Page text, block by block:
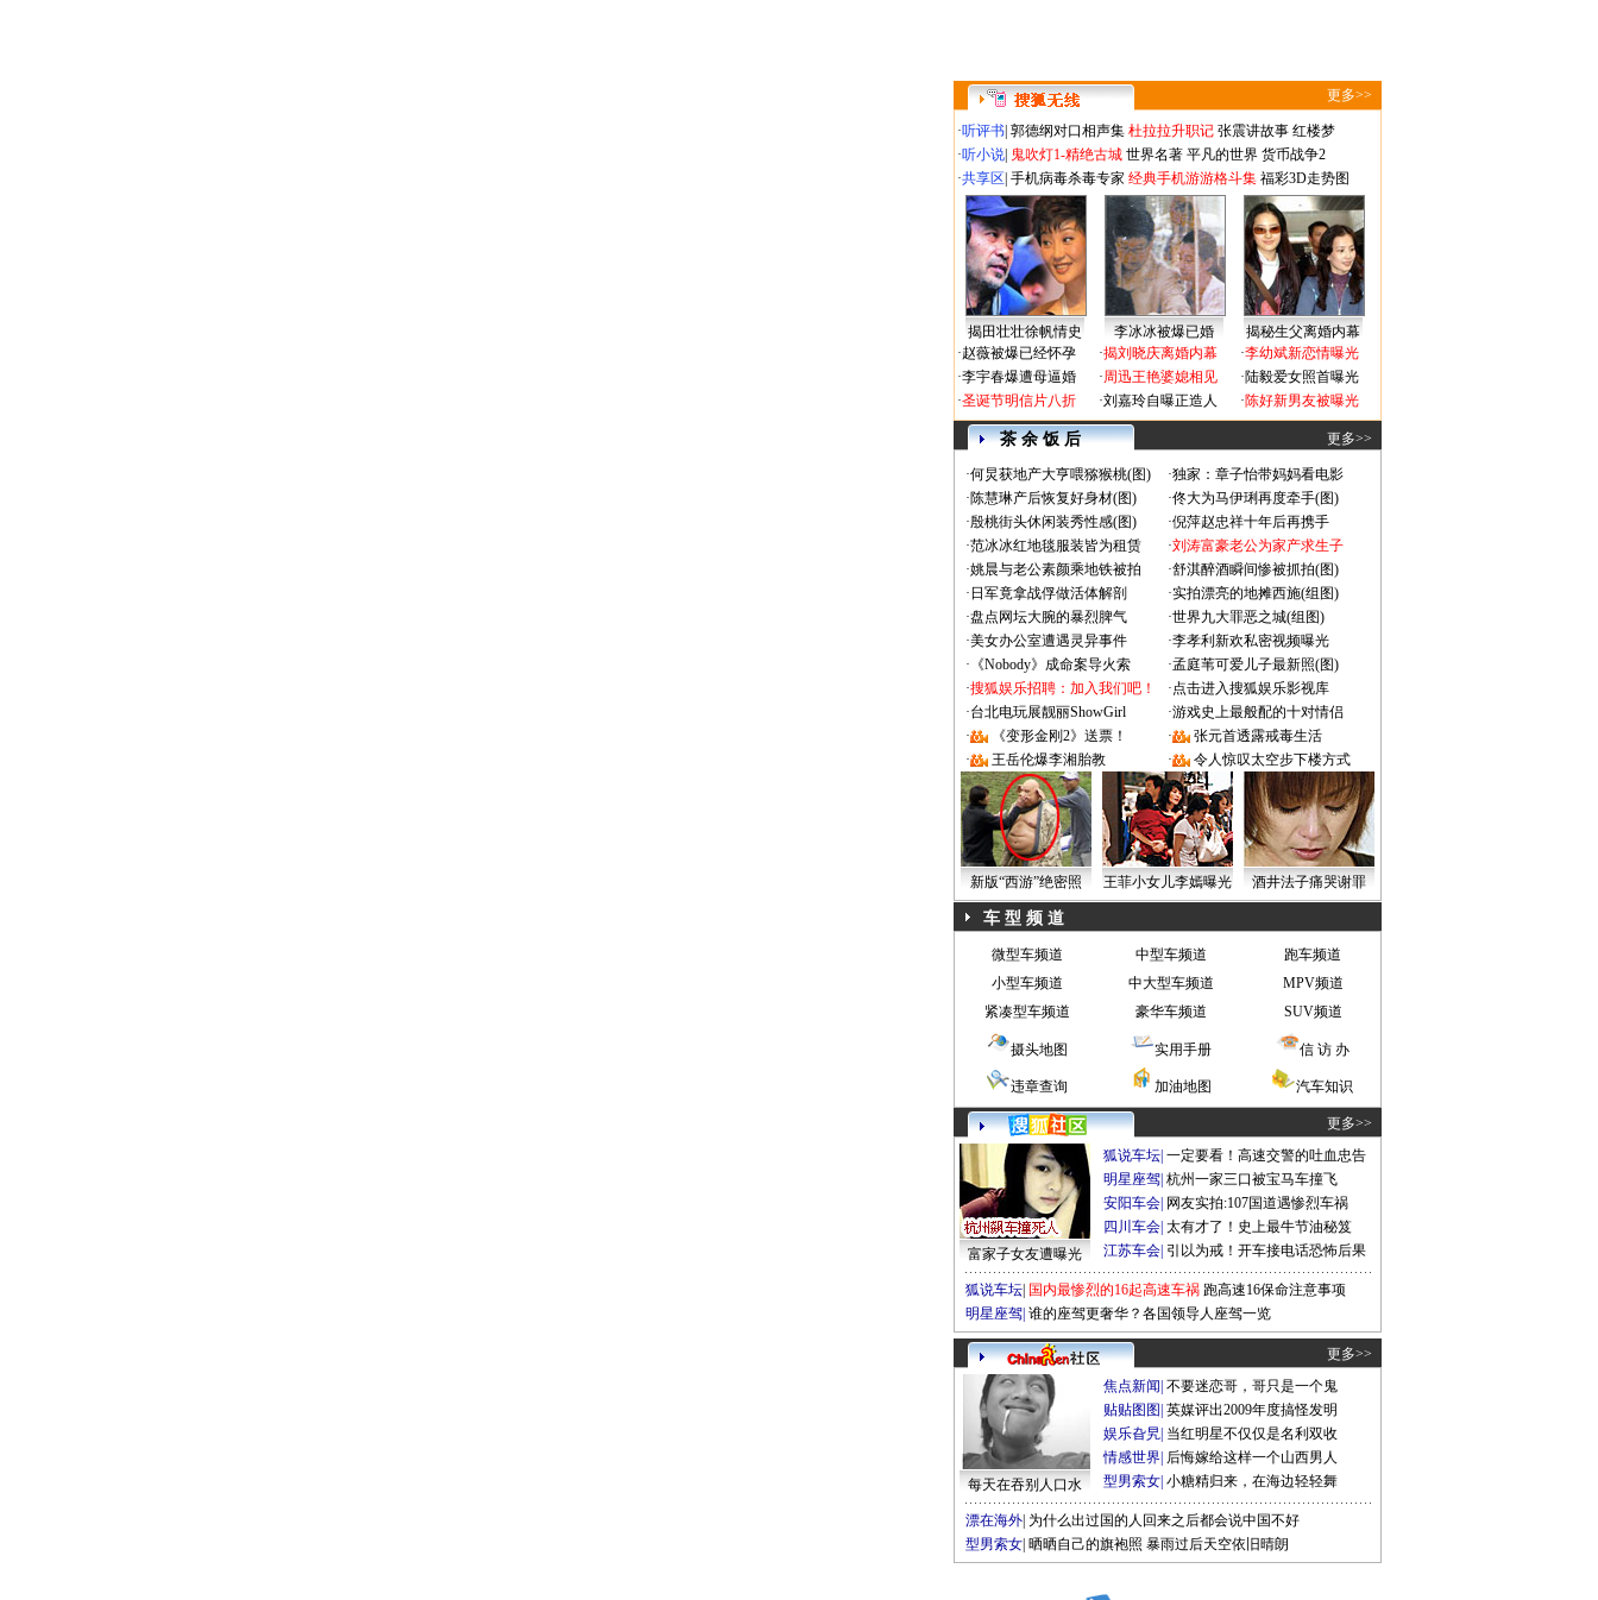
更多>>
·听评书 郭德纲对口相声集 杜拉拉升职记 张震讲故事 红楼梦
·听小说 鬼吹灯1-精绝古城 世界名著 平凡的世界 货币战争2
·共享区 手机病毒杀毒专家 经典手机游游格斗集 福彩3D走势图
揭田壮壮徐帆情史 李冰冰被爆已婚
揭秘生父离婚内幕
·赵薇被爆已经怀孕
·李宇春爆遭母逼婚
·圣诞节明信片八折
·揭刘晓庆离婚内幕
·周迅王艳婆媳相见
·刘嘉玲自曝正造人
·李幼斌新恋情曝光
·陆毅爱女照首曝光
·陈好新男友被曝光
茶 余 饭 后 更多>>
·何炅获地产大亨喂猕猴桃(图) ·独家：章子怡带妈妈看电影
·陈慧琳产后恢复好身材(图) ·佟大为马伊琍再度牵手(图)
·殷桃街头休闲装秀性感(图) ·倪萍赵忠祥十年后再携手
·范冰冰红地毯服装皆为租赁 ·刘涛富豪老公为家产求生子
·姚晨与老公素颜乘地铁被拍 ·舒淇醉酒瞬间惨被抓拍(图)
· 日军竟拿战俘做活体解剖 ·实拍漂亮的地摊西施(组图)
·盘点网坛大腕的暴烈脾气 ·世界九大罪恶之城(组图)
·美女办公室遭遇灵异事件 ·李孝利新欢私密视频曝光
· 《Nobody》成命案导火索 ·孟庭苇可爱儿子最新照(图)
·搜狐娱乐招聘：加入我们吧！ ·点击进入搜狐娱乐影视库
·台北电玩展靓丽ShowGirl ·游戏史上最般配的十对情侣
·
《变形金刚2》送票！ ·
张元首透露戒毒生活
·
王岳伦爆李湘胎教 · 令人惊叹太空步下楼方式
新版“西游”绝密照 王菲小女儿李嫣曝光 酒井法子痛哭谢罪
车 型 频 道
微型车频道 中型车频道
跑车频道
小型车频道
中大型车频道
MPV频道
紧凑型车频道
豪华车频道 SUV频道
摄头地图 实用手册 信 访 办
违章查询 加油地图 汽车知识
更多>>
富家子女友遭曝光
狐说车坛 一定要看！高速交警的吐血忠告
明星座驾 杭州一家三口被宝马车撞飞
安阳车会 网友实拍:107国道遇惨烈车祸
四川车会 太有才了！史上最牛节油秘笈
江苏车会 引以为戒！开车接电话恐怖后果
狐说车坛 国内最惨烈的16起高速车祸 跑高速16保命注意事项
明星座驾 谁的座驾更奢华？各国领导人座驾一览
更多>>
每天在吞别人口水
焦点新闻 不要迷恋哥，哥只是一个鬼
贴贴图图 英媒评出2009年度搞怪发明
娱乐旮旯 当红明星不仅仅是名利双收
情感世界 后悔嫁给这样一个山西男人
型男索女 小糖精归来，在海边轻轻舞
漂在海外 为什么出过国的人回来之后都会说中国不好
型男索女 晒晒自己的旗袍照 暴雨过后天空依旧晴朗